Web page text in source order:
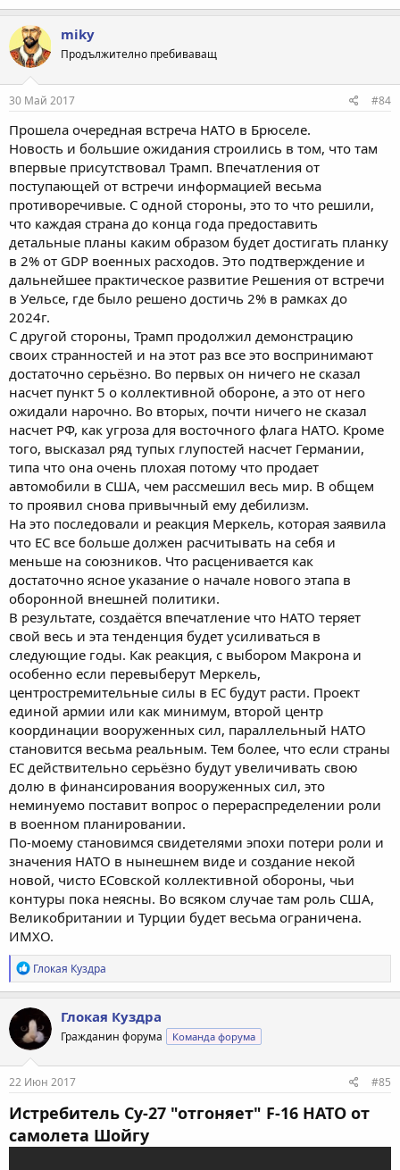
miky
Продължително пребиваващ
30 Май 2017 #84
Прошела очередная встреча НАТО в Брюселе.
Новость и большие ожидания строились в том, что там
впервые присутствовал Трамп. Впечатления от
поступающей от встречи информацией весьма
противоречивые. С одной стороны, это то что решили,
что каждая страна до конца года предоставить
детальные планы каким образом будет достигать планку
в 2% от GDP военных расходов. Это подтверждение и
дальнейшее практическое развитие Решения от встречи
в Уельсе, где было решено достичь 2% в рамках до
2024г.
С другой стороны, Трамп продолжил демонстрацию
своих странностей и на этот раз все это воспринимают
достаточно серьёзно. Во первых он ничего не сказал
насчет пункт 5 о коллективной обороне, а это от него
ожидали нарочно. Во вторых, почти ничего не сказал
насчет РФ, как угроза для восточного флага НАТО. Кроме
того, высказал ряд тупых глупостей насчет Германии,
типа что она очень плохая потому что продает
автомобили в США, чем рассмешил весь мир. В общем
то проявил снова привычный ему дебилизм.
На это последовали и реакция Меркель, которая заявила
что ЕС все больше должен расчитывать на себя и
меньше на союзников. Что расценивается как
достаточно ясное указание о начале нового этапа в
оборонной внешней политики.
В результате, создаётся впечатление что НАТО теряет
свой весь и эта тенденция будет усиливаться в
следующие годы. Как реакция, с выбором Макрона и
особенно если перевыберут Меркель,
центростремительные силы в ЕС будут расти. Проект
единой армии или как минимум, второй центр
координации вооруженных сил, параллельный НАТО
становится весьма реальным. Тем более, что если страны
ЕС действительно серьёзно будут увеличивать свою
долю в финансирования вооруженных сил, это
неминуемо поставит вопрос о перераспределении роли
в военном планировании.
По-моему становимся свидетелями эпохи потери роли и
значения НАТО в нынешнем виде и создание некой
новой, чисто ЕСовской коллективной обороны, чьи
контуры пока неясны. Во всяком случае там роль США,
Великобритании и Турции будет весьма ограничена.
ИМХО.
Р
е
а
к
ц
и
и
:
Глокая Куздра
Глокая Куздра
Гражданин форума Команда форума
22 Июн 2017 #85
Истребитель Су-27 "отгоняет" F-16 НАТО от
самолета Шойгу